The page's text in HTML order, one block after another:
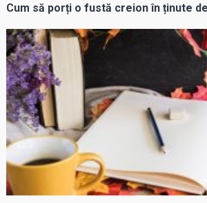
Cum să porți o fustă creion în ținute